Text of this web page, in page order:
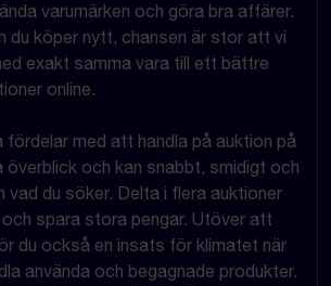
varumärken och göra bra affärer.
du köper nytt, chansen är stor att vi
exakt samma vara till ett bättre
online.
fördelar med att handla på auktion på
överblick och kan snabbt, smidigt och
vad du söker. Delta i flera auktioner
spara stora pengar. Utöver att
du också en insats för klimatet när
använda och begagnade produkter.